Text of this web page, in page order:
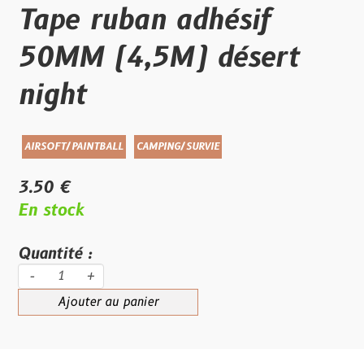
Tape ruban adhésif
50MM (4,5M) désert
night
AIRSOFT/PAINTBALL CAMPING/SURVIE
3.50 €
En stock
Quantité :
- +
Ajouter au panier